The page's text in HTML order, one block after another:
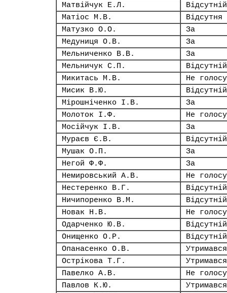
Матвійчук Е.Л.
Відсутній
Матіос М.В.
Відсутня
Матузко О.О.
За
Медуниця О.В.
За
Мельниченко В.В.
За
Мельничук С.П.
Відсутній
Микитась М.В.
Не
Мисик В.Ю.
Відсутній
Мірошніченко І.В.
За
Молоток І.Ф.
Не
Мосійчук І.В.
За
Мураєв Є.В.
Відсутній
Мушак О.П.
За
Негой Ф.Ф.
За
Немировський А.В.
Не
Нестеренко В.Г.
Відсутній
Ничипоренко В.М.
Відсутній
Новак Н.В.
Не
Одарченко Ю.В.
Відсутній
Онищенко О.Р.
Відсутній
Опанасенко О.В.
Утримався
Острікова Т.Г.
Утримався
Павелко А.В.
Не
Павлов К.Ю.
Утримався